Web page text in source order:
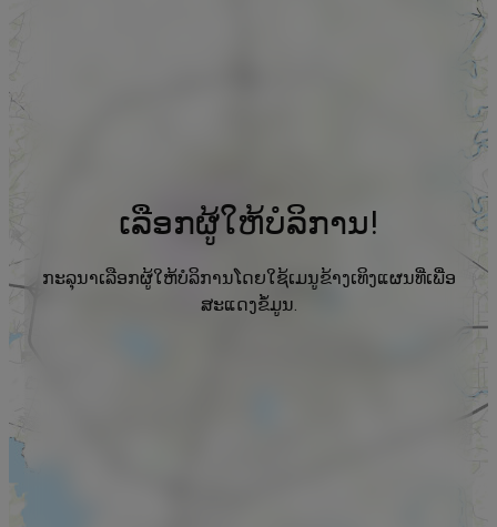
ເລືອກຜູ້ໃຫ້ບໍລິການ!
ກະລຸນາເລືອກຜູ້ໃຫ້ບໍລິການໂດຍໃຊ້ເມນູຂ້າງເທິງແຜນທີ່ເພື່ອ
ສະແດງຂໍ້ມູນ.